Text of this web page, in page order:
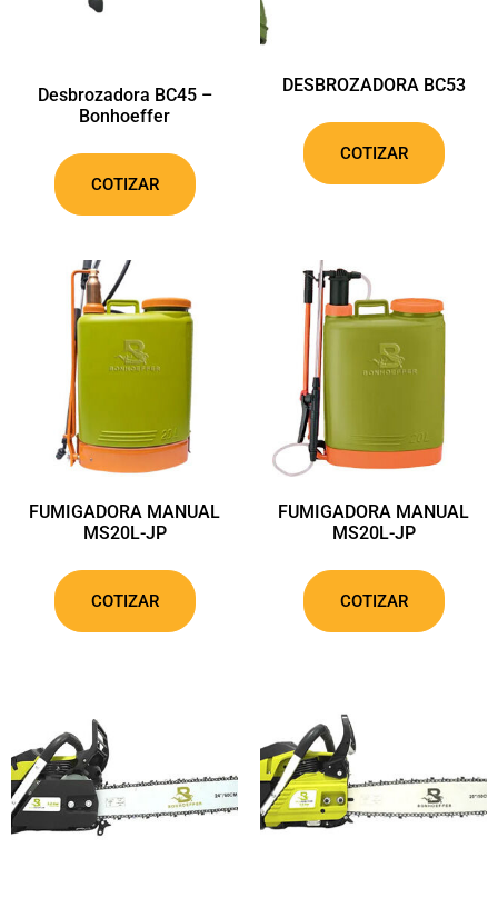
Desbrozadora BC45 –
Bonhoeffer
COTIZAR
DESBROZADORA BC53
COTIZAR
FUMIGADORA MANUAL
MS20L-JP
COTIZAR
FUMIGADORA MANUAL
MS20L-JP
COTIZAR